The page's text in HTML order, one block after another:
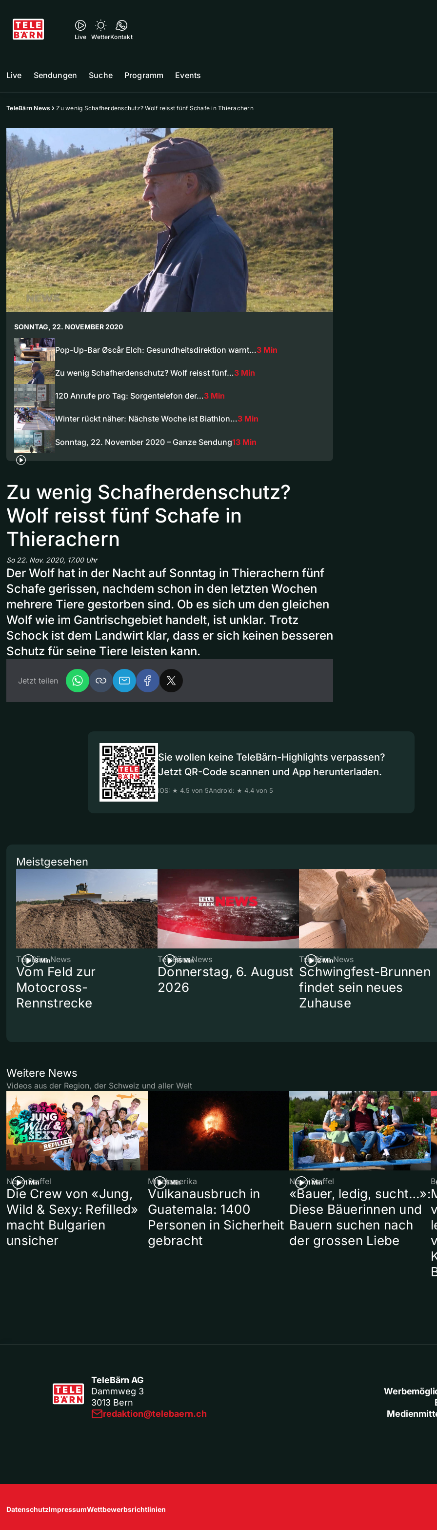
Live WetterKontakt
Live Sendungen Suche Programm Events
TeleBärn News Zu wenig Schafherdenschutz? Wolf reisst fünf Schafe in Thierachern
SONNTAG, 22. NOVEMBER 2020
Pop-Up-Bar Øscår Elch: Gesundheitsdirektion warnt…3 Min
Zu wenig Schafherdenschutz? Wolf reisst fünf…3 Min
120 Anrufe pro Tag: Sorgentelefon der…3 Min
Winter rückt näher: Nächste Woche ist Biathlon…3 Min
Sonntag, 22. November 2020 – Ganze Sendung13 Min
Zu wenig Schafherdenschutz?
Wolf reisst fünf Schafe in
Thierachern
So 22. Nov. 2020, 17.00 Uhr
Der Wolf hat in der Nacht auf Sonntag in Thierachern fünf
Schafe gerissen, nachdem schon in den letzten Wochen
mehrere Tiere gestorben sind. Ob es sich um den gleichen
Wolf wie im Gantrischgebiet handelt, ist unklar. Trotz
Schock ist dem Landwirt klar, dass er sich keinen besseren
Schutz für seine Tiere leisten kann.
Jetzt teilen
Sie wollen keine TeleBärn-Highlights verpassen?
Jetzt QR-Code scannen und App herunterladen.
iOS: ★ 4.5 von 5Android: ★ 4.4 von 5
Meistgesehen
3 Min
TeleBärn News
Vom Feld zur
Motocross-
Rennstrecke
15 Min
TeleBärn News
Donnerstag, 6. August
2026
2 Min
TeleBärn News
Schwingfest-Brunnen
findet sein neues
Zuhause
Weitere News
Videos aus der Region, der Schweiz und aller Welt
1 Min
Neue Staffel
Die Crew von «Jung,
Wild & Sexy: Refilled»
macht Bulgarien
unsicher
1 Min
Mittelamerika
Vulkanausbruch in
Guatemala: 1400
Personen in Sicherheit
gebracht
1 Min
Neue Staffel
«Bauer, ledig, sucht…»:
Diese Bäuerinnen und
Bauern suchen nach
der grossen Liebe
TeleBärn AG
Dammweg 3
3013 Bern
redaktion@telebaern.ch
DatenschutzImpressumWettbewerbsrichtlinien